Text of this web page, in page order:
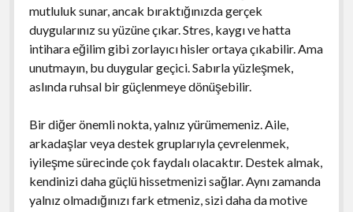
mutluluk sunar, ancak bıraktığınızda gerçek
duygularınız su yüzüne çıkar. Stres, kaygı ve hatta
intihara eğilim gibi zorlayıcı hisler ortaya çıkabilir. Ama
unutmayın, bu duygular geçici. Sabırla yüzleşmek,
aslında ruhsal bir güçlenmeye dönüşebilir.
Bir diğer önemli nokta, yalnız yürümemeniz. Aile,
arkadaşlar veya destek gruplarıyla çevrelenmek,
iyileşme sürecinde çok faydalı olacaktır. Destek almak,
kendinizi daha güçlü hissetmenizi sağlar. Aynı zamanda
yalnız olmadığınızı fark etmeniz, sizi daha da motive